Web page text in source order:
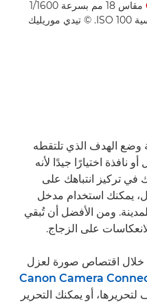
مقاس 18 مم بسرعة 1/1600
وضع الهدف الذي تلتقطه
نافذة اختيارًا جيدًا لأنه
تركيز انتباهك على
يمكنك استخدام مدخل
ومن الأفضل أن تُبقي
على الزجاج.
خلال اقتصاص صورة لعزل
Canon Camera
أو يمكنك التحرير